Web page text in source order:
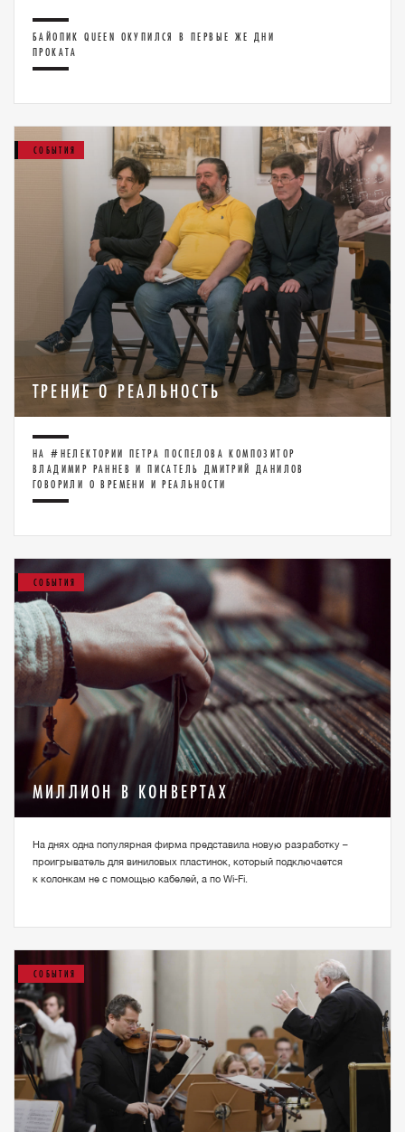
БАЙОПИК QUEEN ОКУПИЛСЯ В ПЕРВЫЕ ЖЕ ДНИ
ПРОКАТА
СОБЫТИЯ
ТРЕНИЕ О РЕАЛЬНОСТЬ
НА #НЕЛЕКТОРИИ ПЕТРА ПОСПЕЛОВА КОМПОЗИТОР
ВЛАДИМИР РАННЕВ И ПИСАТЕЛЬ ДМИТРИЙ ДАНИЛОВ
ГОВОРИЛИ О ВРЕМЕНИ И РЕАЛЬНОСТИ
СОБЫТИЯ
МИЛЛИОН В КОНВЕРТАХ
На днях одна популярная фирма представила новую разработку –
проигрыватель для виниловых пластинок, который подключается
к колонкам не с помощью кабелей, а по Wi-Fi.
СОБЫТИЯ